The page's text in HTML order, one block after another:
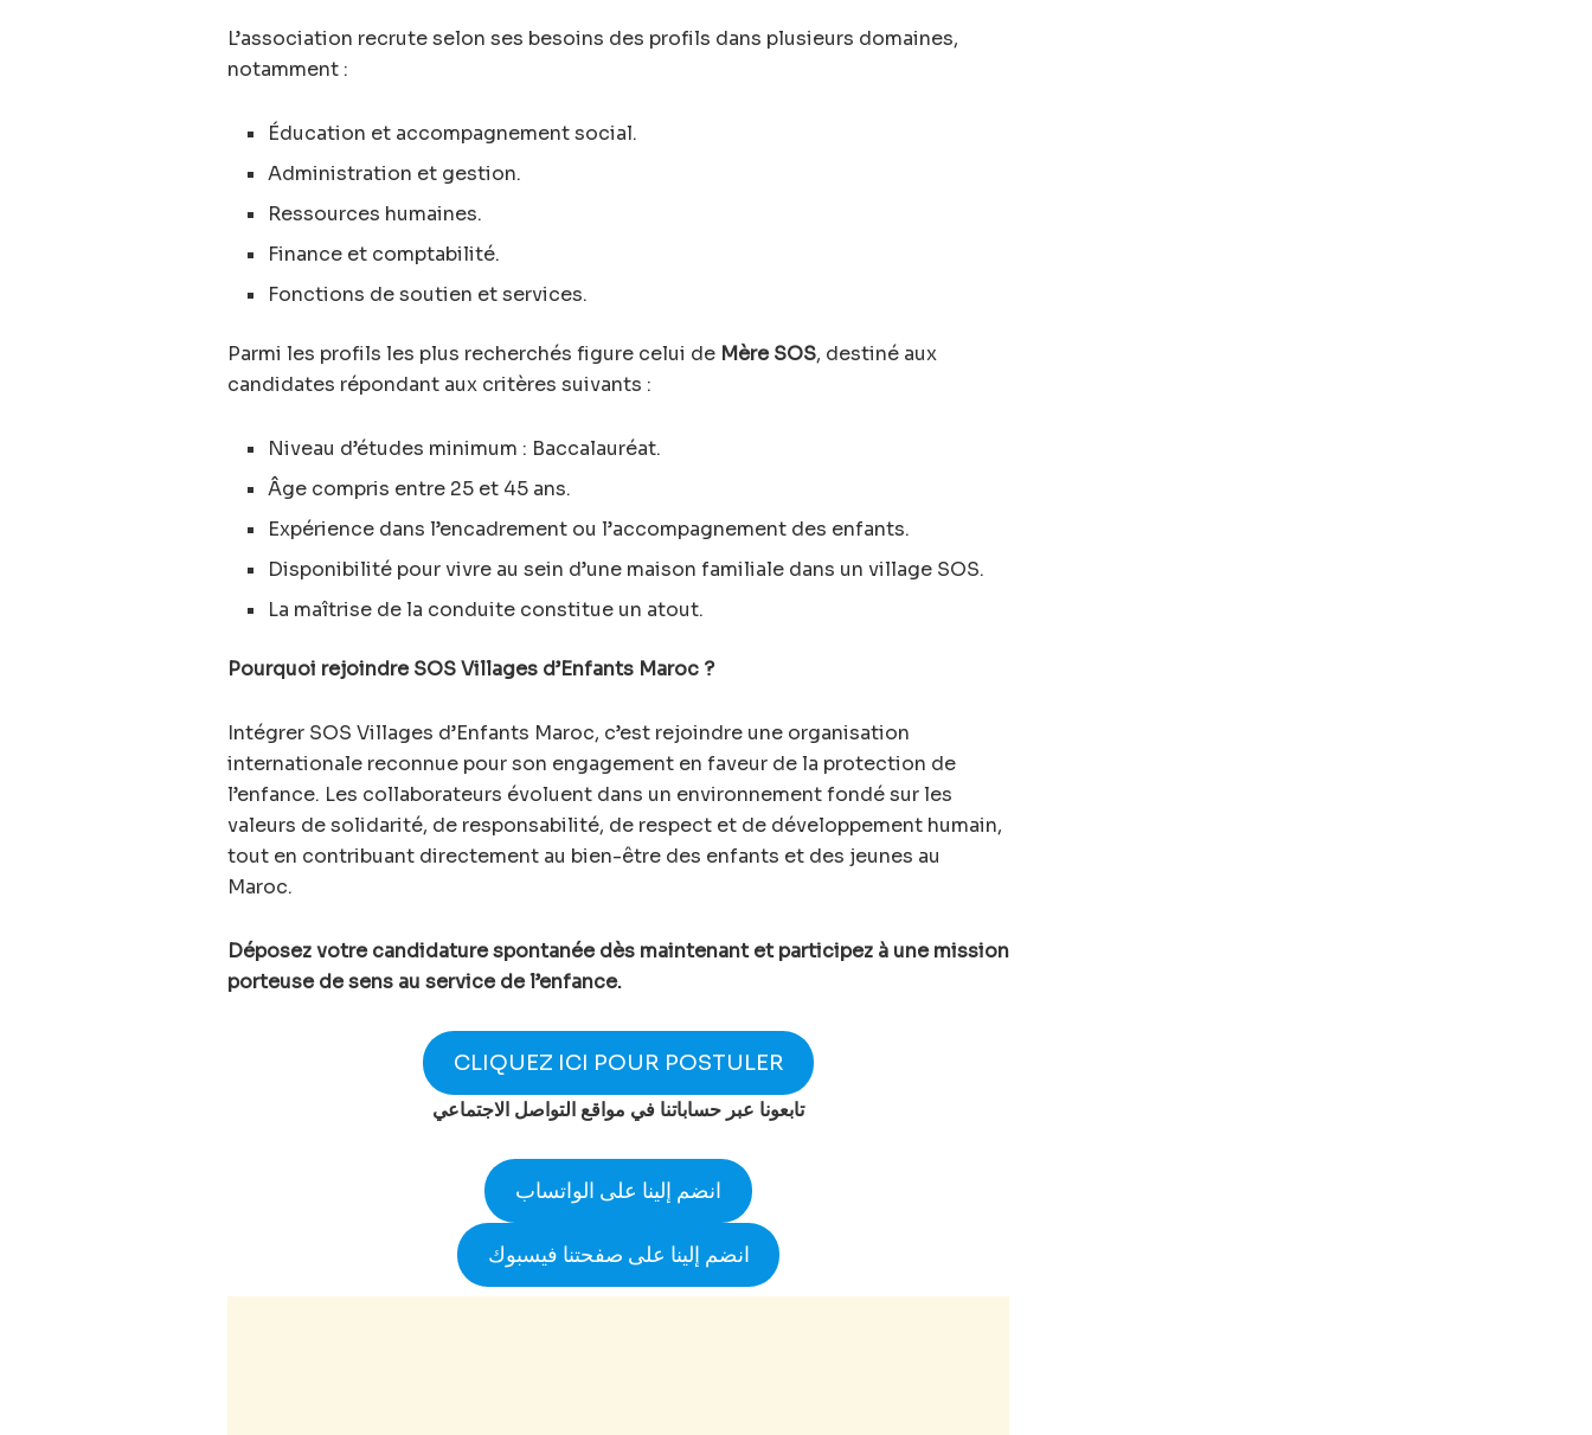
L’association recrute selon ses besoins des profils dans plusieurs domaines,
notamment :
Éducation et accompagnement social.
Administration et gestion.
Ressources humaines.
Finance et comptabilité.
Fonctions de soutien et services.
Parmi les profils les plus recherchés figure celui de Mère SOS, destiné aux
candidates répondant aux critères suivants :
Niveau d’études minimum : Baccalauréat.
Âge compris entre 25 et 45 ans.
Expérience dans l’encadrement ou l’accompagnement des enfants.
Disponibilité pour vivre au sein d’une maison familiale dans un village SOS.
La maîtrise de la conduite constitue un atout.
Pourquoi rejoindre SOS Villages d’Enfants Maroc ?
Intégrer SOS Villages d’Enfants Maroc, c’est rejoindre une organisation
internationale reconnue pour son engagement en faveur de la protection de
l’enfance. Les collaborateurs évoluent dans un environnement fondé sur les
valeurs de solidarité, de responsabilité, de respect et de développement humain,
tout en contribuant directement au bien-être des enfants et des jeunes au
Maroc.
Déposez votre candidature spontanée dès maintenant et participez à une mission
porteuse de sens au service de l’enfance.
CLIQUEZ ICI POUR POSTULER
تابعونا عبر حساباتنا في مواقع التواصل الاجتماعي
انضم إلينا على الواتساب
انضم إلينا على صفحتنا فيسبوك